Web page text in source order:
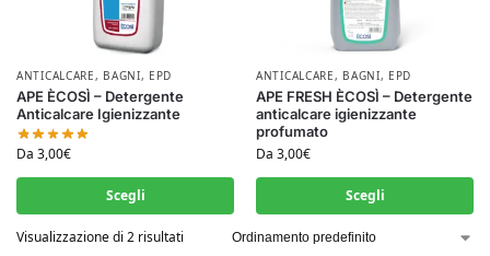
ANTICALCARE, BAGNI, EPD
APE ÈCOSÌ – Detergente
Anticalcare Igienizzante
Da 3,00€
Scegli
ANTICALCARE, BAGNI, EPD
APE FRESH ÈCOSÌ – Detergente
anticalcare igienizzante
profumato
Da 3,00€
Scegli
Visualizzazione di 2 risultati